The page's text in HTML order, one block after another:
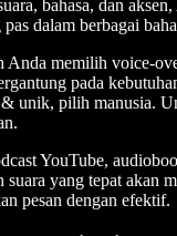
bahasa, dan
dalam berbagai
Anda memilih voice-
pada
unik, pilih manusia.
YouTube,
yang tepat akan
pesan dengan efektif.